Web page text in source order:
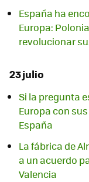
España ha
Europa:
revolucionar
23 julio
Si la pregunta
Europa con
España
La fábrica de
a un acuerdo
Valencia